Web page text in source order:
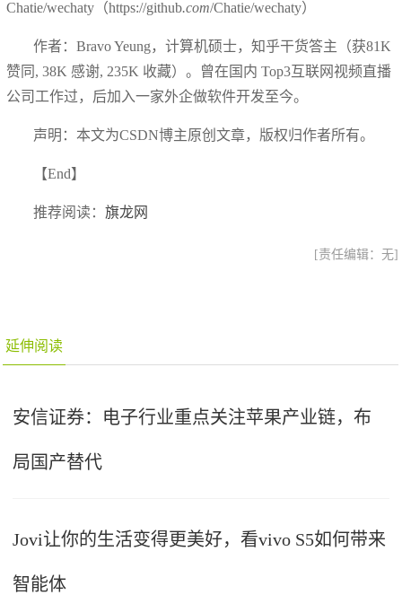
Chatie/wechaty（https://github.com/Chatie/wechaty）
作者：Bravo Yeung，计算机硕士，知乎干货答主（获81K
赞同, 38K 感谢, 235K 收藏）。曾在国内 Top3互联网视频直播
公司工作过，后加入一家外企做软件开发至今。
声明：本文为CSDN博主原创文章，版权归作者所有。
【End】
推荐阅读：旗龙网
[责任编辑：无]
延伸阅读
安信证券：电子行业重点关注苹果产业链，布
局国产替代
Jovi让你的生活变得更美好，看vivo S5如何带来
智能体